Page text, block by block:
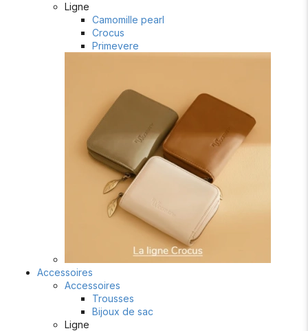
Ligne
Camomille pearl
Crocus
Primevere
Accessoires
Accessoires
Trousses
Bijoux de sac
Ligne